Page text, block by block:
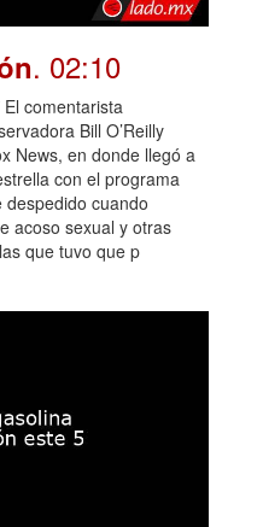
. 02:10
El comentarista
Bill O’Reilly
News, en donde llegó a
con el programa
despedido cuando
acoso sexual y otras
que tuvo que p